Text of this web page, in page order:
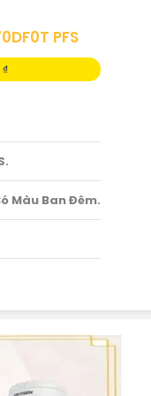
PFS
Màu Ban Đêm.